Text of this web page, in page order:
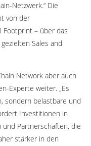
Netzwerk.“ Die
von der
Footprint – über das
Sales and
Network aber auch
Experte weiter. „Es
sondern belastbare und
Investitionen in
und Partnerschaften, die
stärker in den